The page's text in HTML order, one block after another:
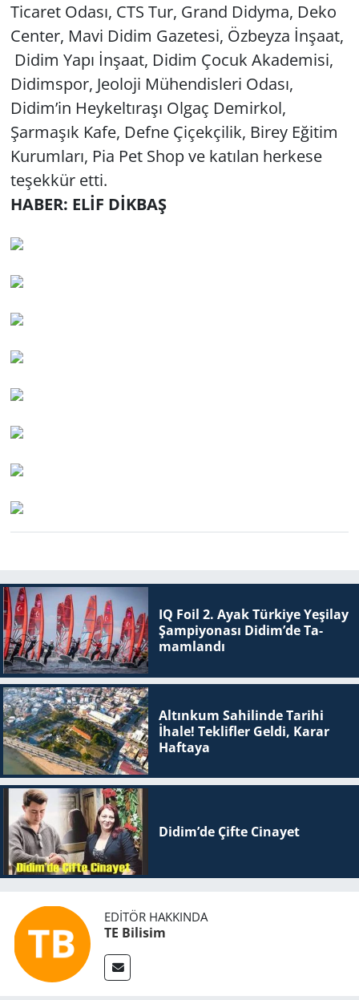
Ticaret Odası, CTS Tur, Grand Didyma, Deko
Center, Mavi Didim Gazetesi, Özbeyza İnşaat,
Didim Yapı İnşaat, Didim Çocuk Akademisi,
Didimspor, Jeoloji Mühendisleri Odası,
Didim’in Heykeltıraşı Olgaç Demirkol,
Şarmaşık Kafe, Defne Çiçekçilik, Birey Eğitim
Kurumları, Pia Pet Shop ve katılan herkese
teşekkür etti.
HABER: ELİF DİKBAŞ
IQ Foil 2. Ayak Tür­ki­ye Ye­şi­lay
Şam­pi­yo­na­sı Didim’de Ta­
mam­lan­dı
Altınkum Sahilinde Tarihi
İhale! Teklifler Geldi, Karar
Haftaya
Didim’de Çifte Ci­na­yet
EDITÖR HAKKINDA
TE Bilisim